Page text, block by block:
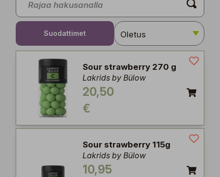
Suodattimet
Sour strawberry 270 g
Lakrids by Bülow
20,50
€
Sour strawberry 115g
Lakrids by Bülow
10,95